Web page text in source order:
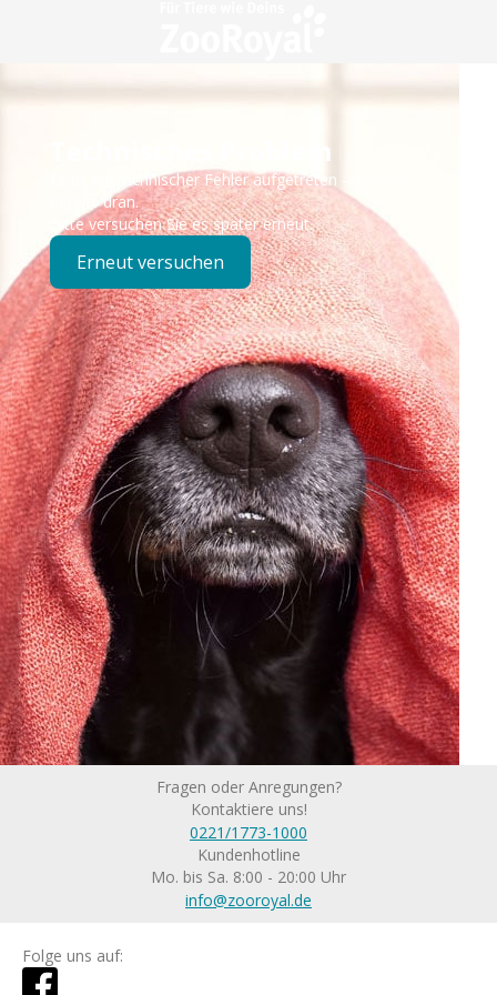
Technisches Problem
Es ist ein technischer Fehler aufgetreten – wir sind
bereits dran.
Bitte versuchen Sie es später erneut.
Erneut versuchen
Fragen oder Anregungen?
Kontaktiere uns!
0221/1773-1000
Kundenhotline
Mo. bis Sa. 8:00 - 20:00 Uhr
info@zooroyal.de
Folge uns auf: